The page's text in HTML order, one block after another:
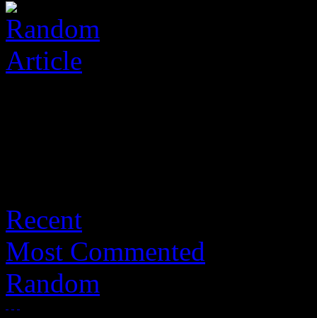
Recent
Most Commented
Random